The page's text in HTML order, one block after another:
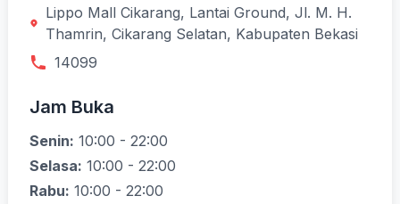
Lippo Mall Cikarang, Lantai Ground, Jl. M. H.
Thamrin, Cikarang Selatan, Kabupaten Bekasi
14099
Jam Buka
Senin: 10:00 - 22:00
Selasa: 10:00 - 22:00
Rabu: 10:00 - 22:00